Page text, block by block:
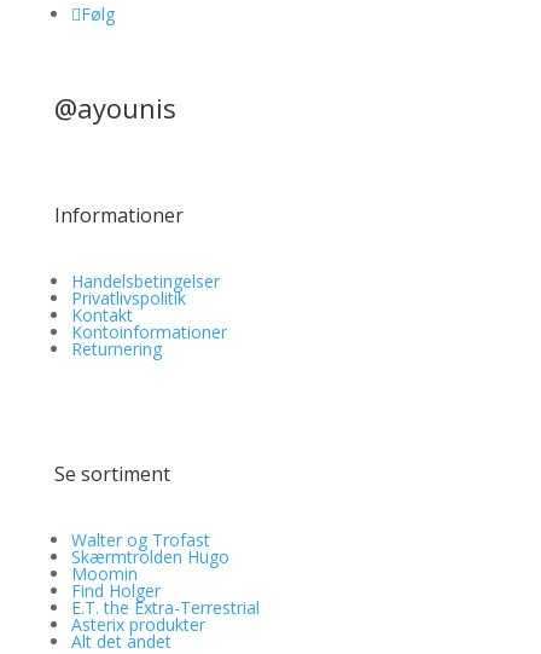
Følg
@ayounis
Informationer
Handelsbetingelser
Privatlivspolitik
Kontakt
Kontoinformationer
Returnering
Se sortiment
Walter og Trofast
Skærmtrolden Hugo
Moomin
Find Holger
E.T. the Extra-Terrestrial
Asterix produkter
Alt det andet